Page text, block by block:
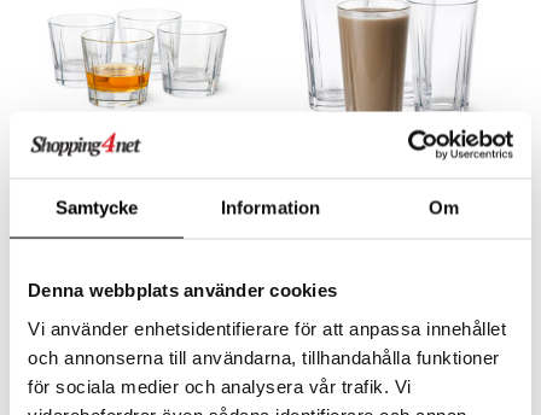
Samtycke Information Om
Denna webbplats använder cookies
Vi använder enhetsidentifierare för att anpassa innehållet
och annonserna till användarna, tillhandahålla funktioner
för sociala medier och analysera vår trafik. Vi
Grand Cru Juomalasi 27 cl 4 pkt
ROSENDAHL
Grand Cru Kahvilasi 4 kpl